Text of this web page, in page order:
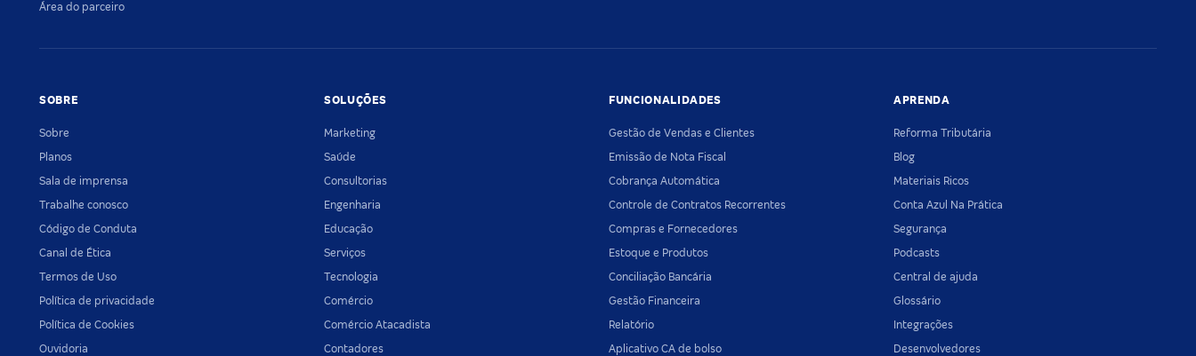
Área do parceiro
SOBRE
Sobre
Planos
Sala de imprensa
Trabalhe conosco
Código de Conduta
Canal de Ética
Termos de Uso
Política de privacidade
Política de Cookies
Ouvidoria
SOLUÇÕES
Marketing
Saúde
Consultorias
Engenharia
Educação
Serviços
Tecnologia
Comércio
Comércio Atacadista
Contadores
FUNCIONALIDADES
Gestão de Vendas e Clientes
Emissão de Nota Fiscal
Cobrança Automática
Controle de Contratos Recorrentes
Compras e Fornecedores
Estoque e Produtos
Conciliação Bancária
Gestão Financeira
Relatório
Aplicativo CA de bolso
APRENDA
Reforma Tributária
Blog
Materiais Ricos
Conta Azul Na Prática
Segurança
Podcasts
Central de ajuda
Glossário
Integrações
Desenvolvedores